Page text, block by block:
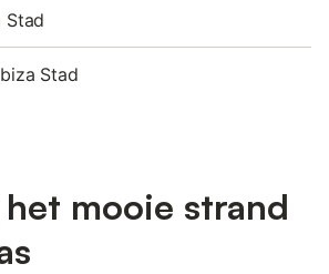
Stad
Stad
het mooie strand